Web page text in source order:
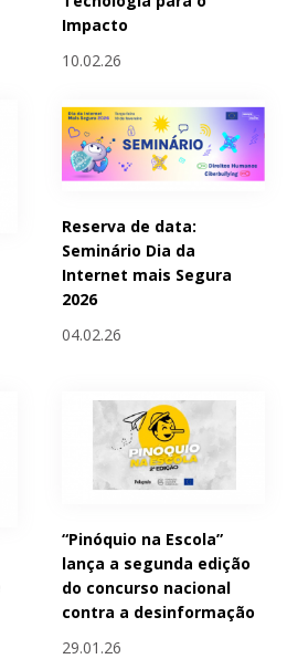
Impacto
10.02.26
Reserva de data:
Seminário Dia da
Internet mais Segura
2026
04.02.26
“Pinóquio na Escola”
lança a segunda edição
do concurso nacional
contra a desinformação
29.01.26